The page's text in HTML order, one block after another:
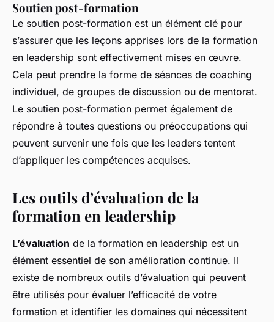
Soutien post-formation
Le soutien post-formation est un élément clé pour
s’assurer que les leçons apprises lors de la formation
en leadership sont effectivement mises en œuvre.
Cela peut prendre la forme de séances de coaching
individuel, de groupes de discussion ou de mentorat.
Le soutien post-formation permet également de
répondre à toutes questions ou préoccupations qui
peuvent survenir une fois que les leaders tentent
d’appliquer les compétences acquises.
Les outils d’évaluation de la
formation en leadership
L’évaluation de la formation en leadership est un
élément essentiel de son amélioration continue. Il
existe de nombreux outils d’évaluation qui peuvent
être utilisés pour évaluer l’efficacité de votre
formation et identifier les domaines qui nécessitent